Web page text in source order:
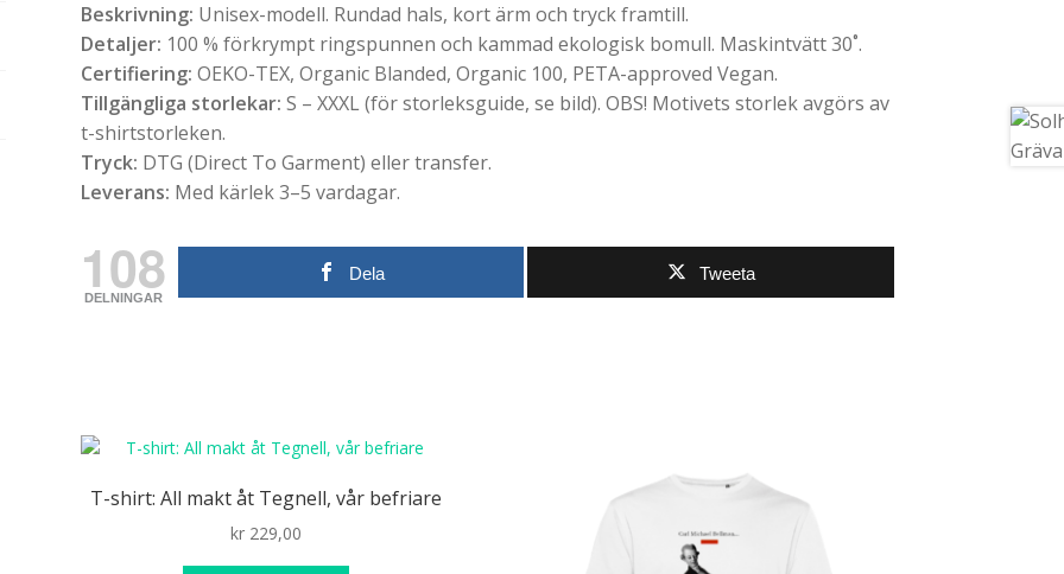
Beskrivning: Unisex-modell. Rundad hals, kort ärm och tryck framtill.
Detaljer: 100 % förkrympt ringspunnen och kammad ekologisk bomull. Maskintvätt 30˚.
Certifiering: OEKO-TEX, Organic Blanded, Organic 100, PETA-approved Vegan.
Tillgängliga storlekar: S – XXXL (för storleksguide, se bild). OBS! Motivets storlek avgörs av
t-shirtstorleken.
Tryck: DTG (Direct To Garment) eller transfer.
Leverans: Med kärlek 3–5 vardagar.
108
DELNINGAR
Dela Tweeta
T-shirt: All makt åt Tegnell, vår befriare
kr229,00